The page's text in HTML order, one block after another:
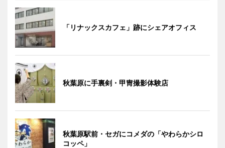
「リナックスカフェ」跡にシェアオフィス
秋葉原に手裏剣・甲冑撮影体験店
秋葉原駅前・セガにコメダの「やわらかシロ
コッペ」